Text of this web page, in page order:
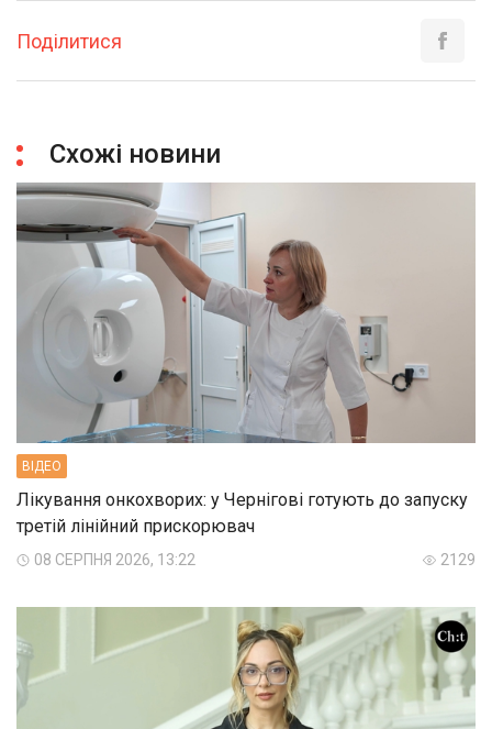
Поділитися
Схожі новини
ВIДЕО
Лікування онкохворих: у Чернігові готують до запуску
третій лінійний прискорювач
08 СЕРПНЯ 2026, 13:22 2129